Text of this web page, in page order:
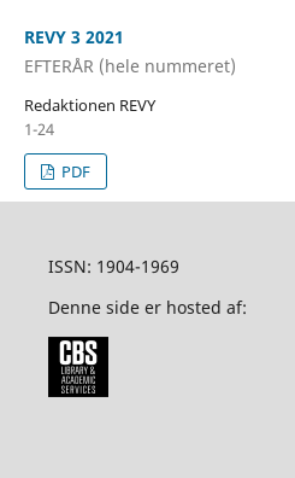
REVY 3 2021
EFTERÅR (hele nummeret)
Redaktionen REVY
1-24
PDF
ISSN: 1904-1969
Denne side er hosted af: